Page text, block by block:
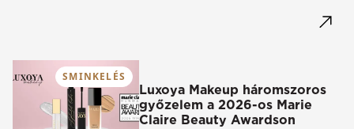
SMINKELÉS
Luxoya Makeup háromszoros
győzelem a 2026-os Marie
Claire Beauty Awardson